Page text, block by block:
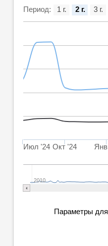
Период:
Июл '24 Окт '24
2010
1 г. 2 г. 3 г.
Параметры